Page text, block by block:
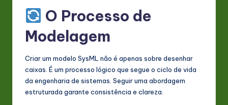
O Processo de
Modelagem
Criar um modelo SysML não é apenas sobre desenhar
caixas. É um processo lógico que segue o ciclo de vida
da engenharia de sistemas. Seguir uma abordagem
estruturada garante consistência e clareza.